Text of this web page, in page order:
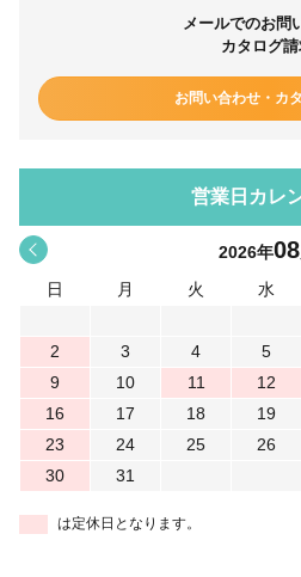
メールでのお問
カタログ
お問い合わせ・カ
営業日カレ
< 2026年08
日
月 火 水
2
3 4 5
9
10 11 12
16
17 18 19
23
24 25 26
30
31
は定休日となります。